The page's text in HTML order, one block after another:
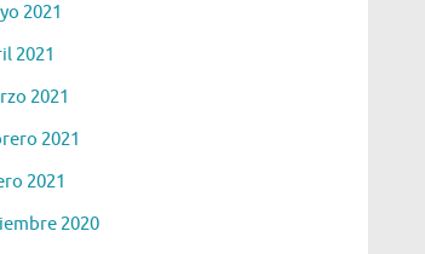
2021
2021
2021
2021
2021
2020